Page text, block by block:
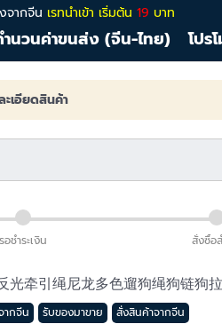
จากจีน เรทนำเข้า เริ่มต้น 19 บาท
นวนค่าขนส่ง (จีน-ไทย) โปร
ะเอียดสินค้า
รอชำระเงิน สั่งซื้อ
光牵引绳尼龙多色遛狗绳狗链狗
ากจีน รับของมาขาย สั่งสินค้าจากจีน